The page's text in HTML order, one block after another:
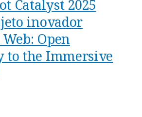
Catalyst 2025
inovador
Open
to the Immersive